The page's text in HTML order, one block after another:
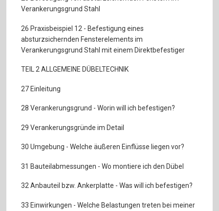
Verankerungsgrund Stahl
26 Praxisbeispiel 12 - Befestigung eines
absturzsichernden Fensterelements im
Verankerungsgrund Stahl mit einem Direktbefestiger
TEIL 2 ALLGEMEINE DÜBELTECHNIK
27 Einleitung
28 Verankerungsgrund - Worin will ich befestigen?
29 Verankerungsgründe im Detail
30 Umgebung - Welche äußeren Einflüsse liegen vor?
31 Bauteilabmessungen - Wo montiere ich den Dübel
32 Anbauteil bzw. Ankerplatte - Was will ich befestigen?
33 Einwirkungen - Welche Belastungen treten bei meiner